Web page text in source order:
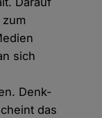
sich
Denk-
das